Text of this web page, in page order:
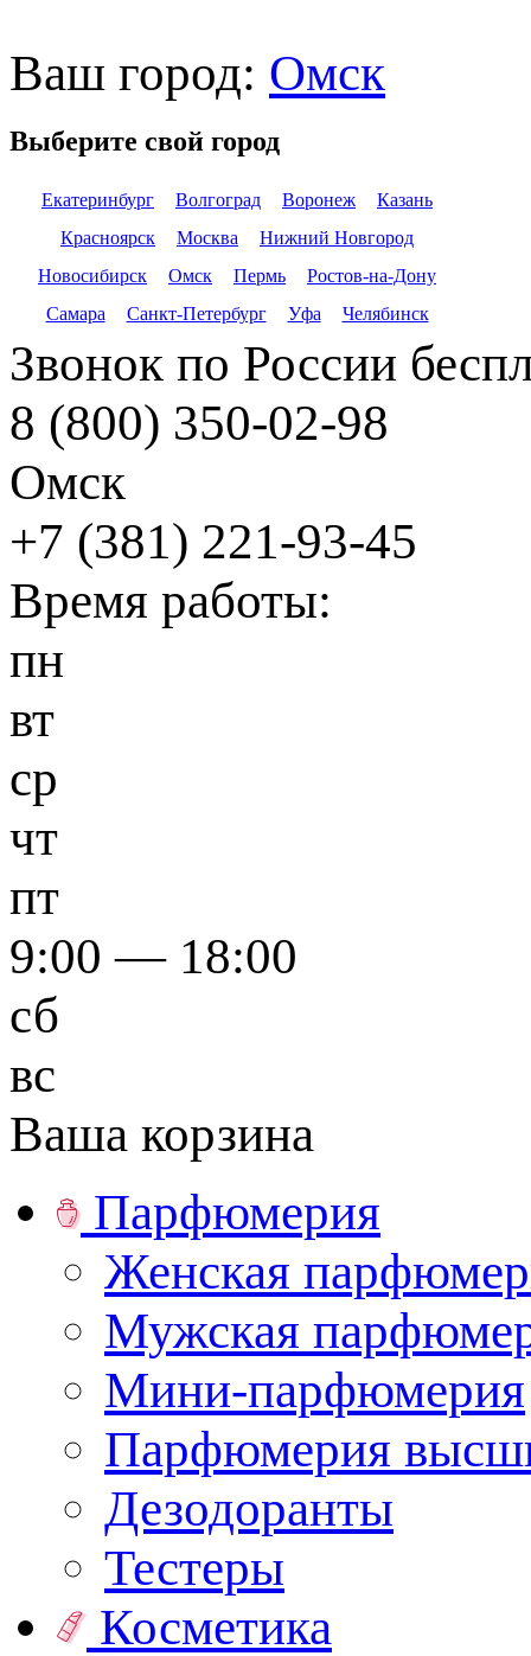
Ваш город: Омск
Выберите свой город
Екатеринбург Волгоград Воронеж
Казань
Красноярск
Москва
Нижний Новгород
Новосибирск
Омск Пермь
Ростов-на-Дону
Самара
Санкт-Петербург Уфа Челябинск
Звонок по России
8 (800) 350-02-98
Омск
+7 (381) 221-93-45
Время работы:
пн
вт
ср
чт
пт
9:00 — 18:00
сб
вс
Ваша корзина
Парфюмерия
Женская
Мужская
Мини-парфюмерия
Парфюмерия
Дезодоранты
Тестеры
Косметика